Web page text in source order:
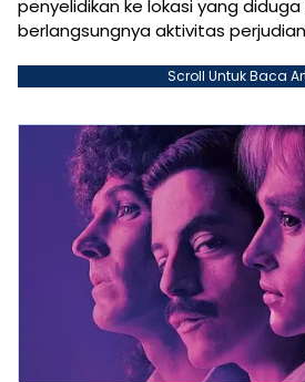
penyelidikan ke lokasi yang
berlangsungnya aktivitas
Scroll Untuk Baca